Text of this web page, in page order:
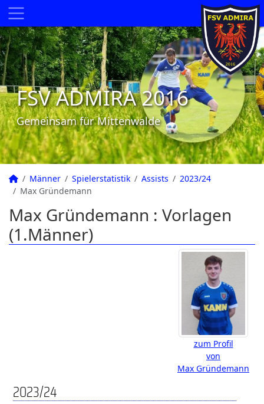
FSV ADMIRA 2016
Gemeinsam für Mittenwalde
Männer Spielerstatistik Assists
2023/24
Max Gründemann
Max Gründemann : Vorlagen
(1.Männer)
zum Profil
von
Max Gründemann
2023/24